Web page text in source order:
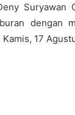
Suryawan
dengan
Kamis, 17